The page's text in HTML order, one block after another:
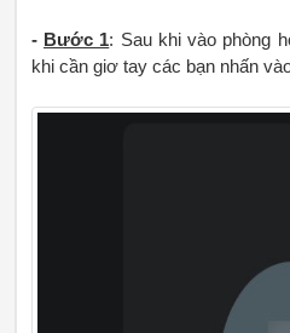
- Bước 1: Sau khi vào phòng
khi cần giơ tay các bạn nhấn